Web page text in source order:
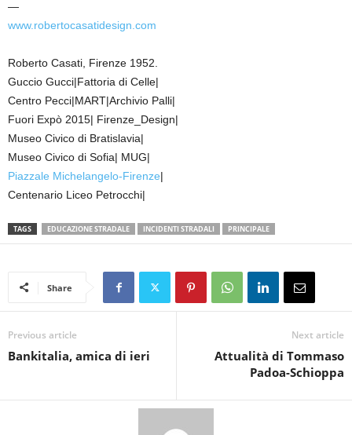
—
www.robertocasatidesign.com
Roberto Casati, Firenze 1952.
Guccio Gucci|Fattoria di Celle|
Centro Pecci|MART|Archivio Palli|
Fuori Expò 2015| Firenze_Design|
Museo Civico di Bratislavia|
Museo Civico di Sofia| MUG|
Piazzale Michelangelo-Firenze|
Centenario Liceo Petrocchi|
TAGS EDUCAZIONE STRADALE INCIDENTI STRADALI PRINCIPALE
Share
Previous article
Bankitalia, amica di ieri
Next article
Attualità di Tommaso
Padoa-Schioppa